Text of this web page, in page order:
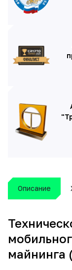
Описание
майнинга